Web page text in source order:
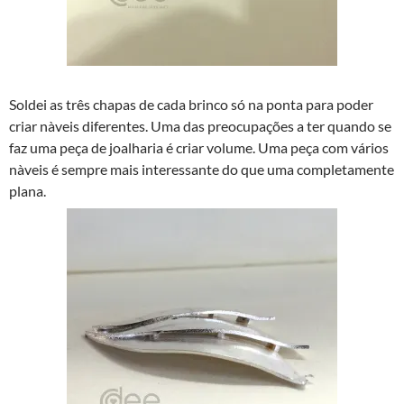
Soldei as três chapas de cada brinco só na ponta para poder
criar nà­veis diferentes. Uma das preocupações a ter quando se
faz uma peça de joalharia é criar volume. Uma peça com vários
nà­veis é sempre mais interessante do que uma completamente
plana.